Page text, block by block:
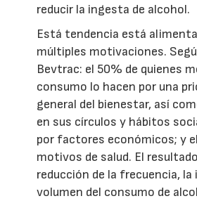
reducir la ingesta de alcohol.
Está tendencia está
múltiples motivaciones.
Bevtrac: el 50% de quienes
consumo lo hacen por una
general del bienestar, así
en sus círculos y hábitos
por factores económicos; y
motivos de salud. El
reducción de la frecuencia, la
volumen del consumo de